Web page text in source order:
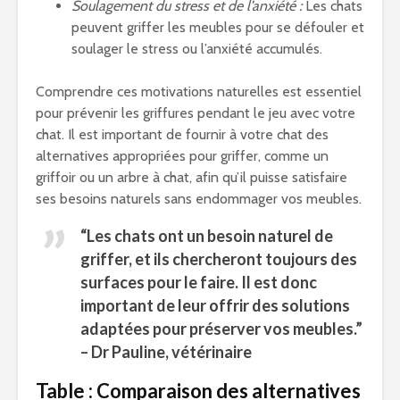
Soulagement du stress et de l’anxiété :Les chats
peuvent griffer les meubles pour se défouler et
soulager le stress ou l’anxiété accumulés.
Comprendre ces motivations naturelles est essentiel
pour prévenir les griffures pendant le jeu avec votre
chat. Il est important de fournir à votre chat des
alternatives appropriées pour griffer, comme un
griffoir ou un arbre à chat, afin qu’il puisse satisfaire
ses besoins naturels sans endommager vos meubles.
“Les chats ont un besoin naturel de
griffer, et ils chercheront toujours des
surfaces pour le faire. Il est donc
important de leur offrir des solutions
adaptées pour préserver vos meubles.”
– Dr Pauline, vétérinaire
Table : Comparaison des alternatives